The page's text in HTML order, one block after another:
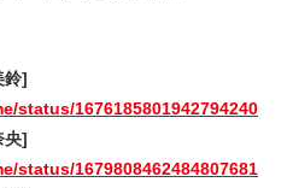
鈴]
status/1676185801942794240
央]
status/1679808462484807681